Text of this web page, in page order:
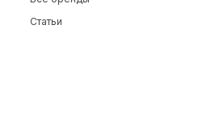
Статьи